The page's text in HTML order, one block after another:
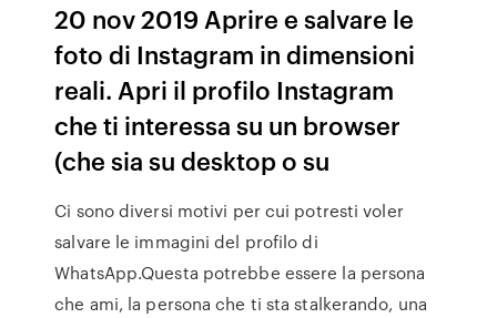
20 nov 2019 Aprire e salvare le
foto di Instagram in dimensioni
reali. Apri il profilo Instagram
che ti interessa su un browser
(che sia su desktop o su
Ci sono diversi motivi per cui potresti voler
salvare le immagini del profilo di
WhatsApp.Questa potrebbe essere la persona
che ami, la persona che ti sta stalkerando, una